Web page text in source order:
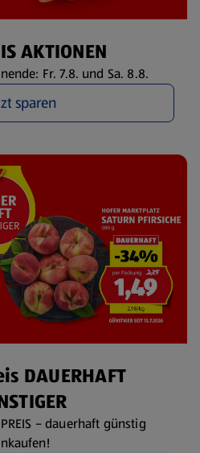
AKTIONEN
Fr. 7.8. und Sa. 8.8.
sparen
DAUERHAFT
– dauerhaft günstig